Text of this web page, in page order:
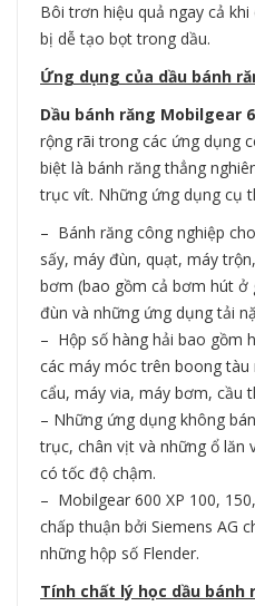
Bôi trơn hiệu quả ngay cả
bị dễ tạo bọt trong dầu.
Ứng dụng của dầu bánh
Dầu bánh răng Mobilgear
rộng rãi trong các ứng dụng
biệt là bánh răng thẳng
trục vít. Những ứng dụng cụ
– Bánh răng công nghiệp
sấy, máy đùn, quạt, máy
bơm (bao gồm cả bơm hút ở
đùn và những ứng dụng tải
– Hộp số hàng hải bao gồm
các máy móc trên boong
cẩu, máy via, máy bơm, cầu
– Những ứng dụng không
trục, chân vịt và những ổ lăn
có tốc độ chậm.
– Mobilgear 600 XP 100,
chấp thuận bởi Siemens AG
những hộp số Flender.
Tính chất lý học dầu bánh